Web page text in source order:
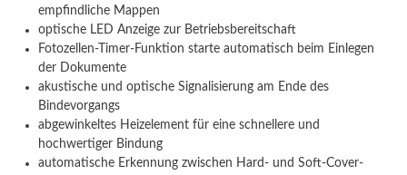
empfindliche Mappen
optische LED Anzeige zur Betriebsbereitschaft
Fotozellen-Timer-Funktion starte automatisch beim Einlegen
der Dokumente
akustische und optische Signalisierung am Ende des
Bindevorgangs
abgewinkeltes Heizelement für eine schnellere und
hochwertiger Bindung
automatische Erkennung zwischen Hard- und Soft-Cover-